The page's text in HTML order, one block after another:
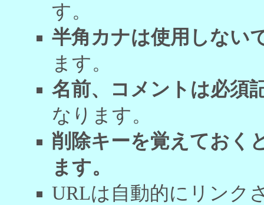
す。
半角カナは使用しない
ます。
名前、コメントは必須
なります。
削除キーを覚えておく
ます。
URLは自動的にリンク